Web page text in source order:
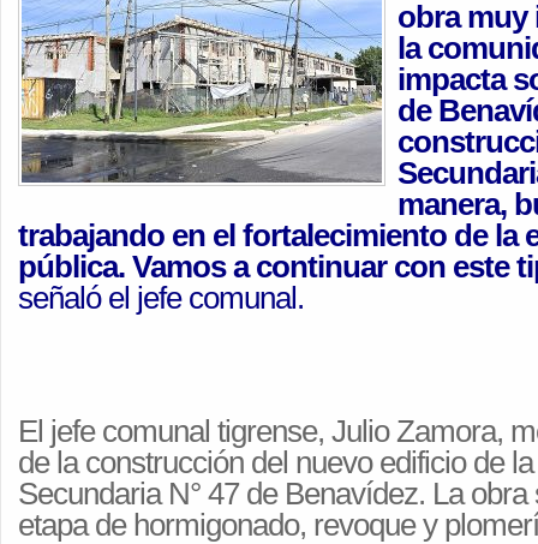
obra muy
la
impacta
de
manera,
trabajando en el fortalecimiento de la
pública. Vamos a continuar con este
señaló el jefe comunal.
El jefe comunal tigrense, Julio Zamora,
de la construcción del nuevo edificio de
Secundaria N° 47 de Benavídez. La
etapa de hormigonado, revoque y